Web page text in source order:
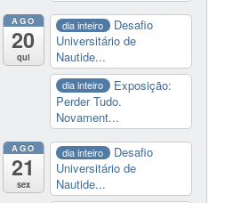
AGO
20
qui
dia inteiro
Desafio
Universitário de
Nautide...
dia inteiro
Exposição:
Perder Tudo.
Novament...
AGO
21
sex
dia inteiro
Desafio
Universitário de
Nautide...